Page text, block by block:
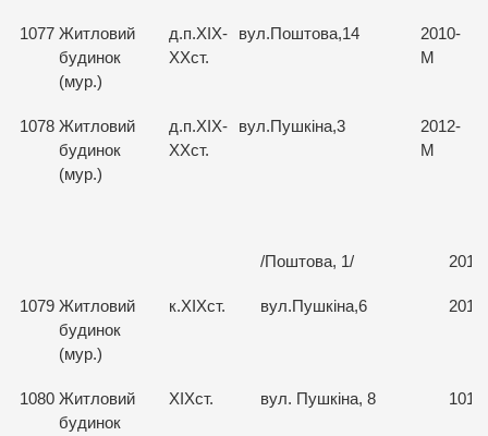
1077 Житловий
будинок
(мур.)
д.п.ХІХ-
ХХст.
вул.Поштова,14
2010-
М
1078 Житловий
будинок
(мур.)
д.п.ХІХ-
ХХст.
вул.Пушкіна,3
2012-
М
/Поштова, 1/ 2013
1079 Житловий
будинок
(мур.)
к.ХІХст. вул.Пушкіна,6 2014
1080 Житловий
будинок
ХІХст. вул. Пушкіна, 8 1015